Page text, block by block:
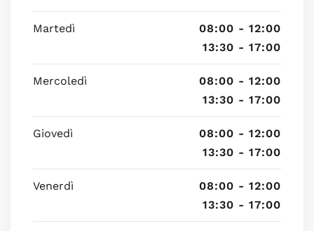
Martedì
08:00 - 12:00
13:30 - 17:00
Mercoledì
08:00 - 12:00
13:30 - 17:00
Giovedì
08:00 - 12:00
13:30 - 17:00
Venerdì
08:00 - 12:00
13:30 - 17:00